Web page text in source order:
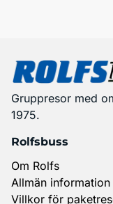
Gruppresor med
1975.
Rolfsbuss
Om Rolfs
Allmän information
Villkor för